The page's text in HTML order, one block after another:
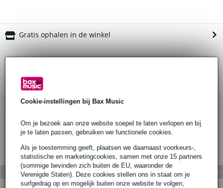
Cookie-instellingen bij Bax Music
Om je bezoek aan onze website soepel te laten verlopen en bij
je te laten passen, gebruiken we functionele cookies.
Als je toestemming geeft, plaatsen we daarnaast voorkeurs-,
statistische en marketingcookies, samen met onze 15 partners
(sommige bevinden zich buiten de EU, waaronder de
Verenigde Staten). Deze cookies stellen ons in staat om je
surfgedrag op en mogelijk buiten onze website te volgen,
Gratis ophalen in de winkel
Productinformatie
Bekijk alle productspecificaties
Bekijk ook eens (3)